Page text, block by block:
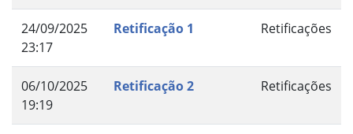
24/09/2025
23:17
Retificação 1 Retificações
06/10/2025
19:19
Retificação 2 Retificações